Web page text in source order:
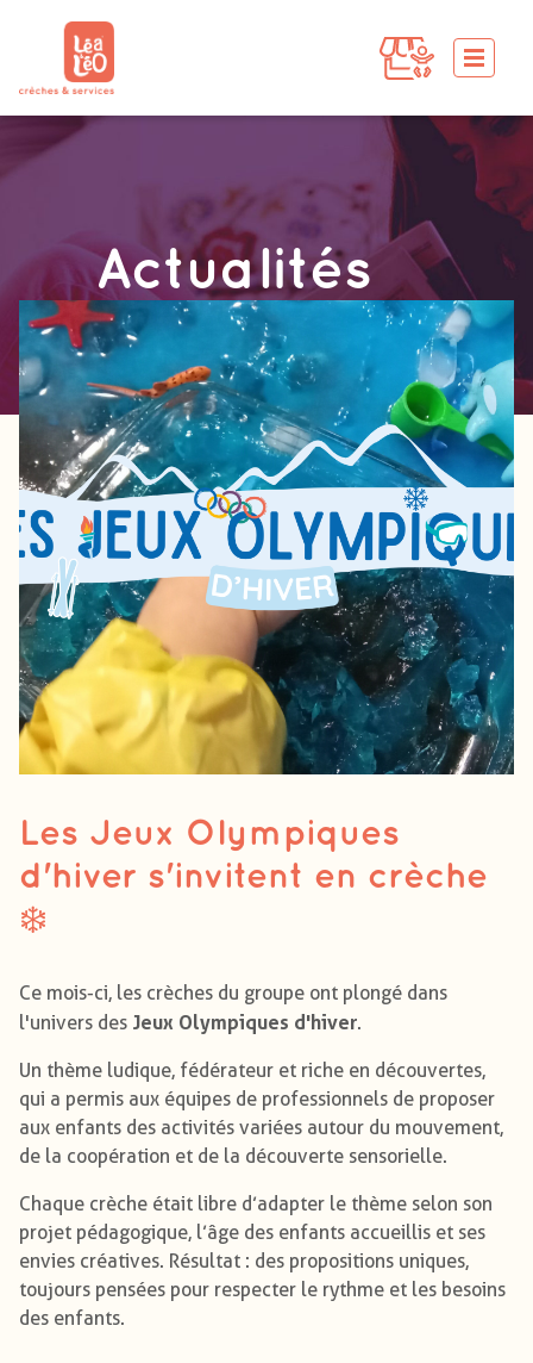
Actualités
Les Jeux Olympiques
d'hiver s'invitent en crèche
❄️
Ce mois-ci, les crèches du groupe ont plongé dans
l'univers des Jeux Olympiques d'hiver.
Un thème ludique, fédérateur et riche en découvertes,
qui a permis aux équipes de professionnels de proposer
aux enfants des activités variées autour du mouvement,
de la coopération et de la découverte sensorielle.
Chaque crèche était libre d’adapter le thème selon son
projet pédagogique, l’âge des enfants accueillis et ses
envies créatives. Résultat : des propositions uniques,
toujours pensées pour respecter le rythme et les besoins
des enfants.